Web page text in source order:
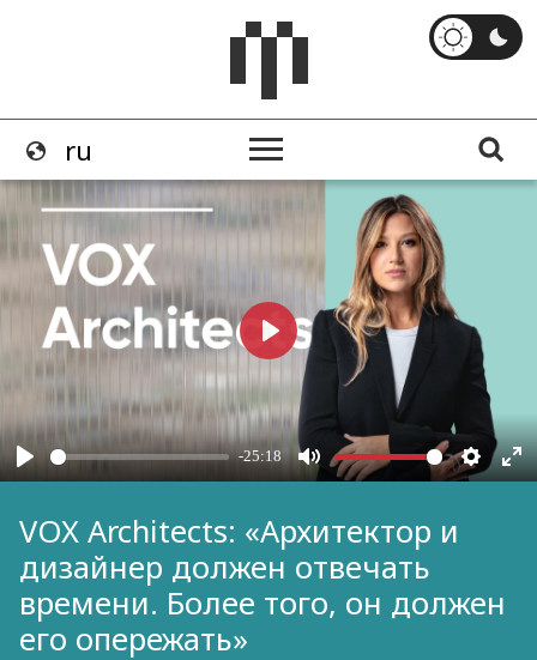
VOX Architects: «Архитектор и
дизайнер должен отвечать
времени. Более того, он должен
его опережать»